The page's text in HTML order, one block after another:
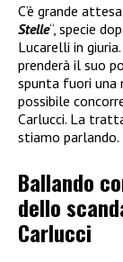
C’è grande
Stelle“, specie
Lucarelli in
prenderà il suo
spunta fuori una
possibile
Carlucci. La
stiamo parlando.
Ballando
dello
Carlucci